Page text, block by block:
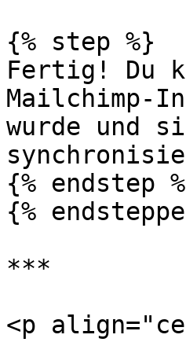
{% step %}
Fertig! Du
Mailchimp-
wurde und
{% endstep
{%
***
<p